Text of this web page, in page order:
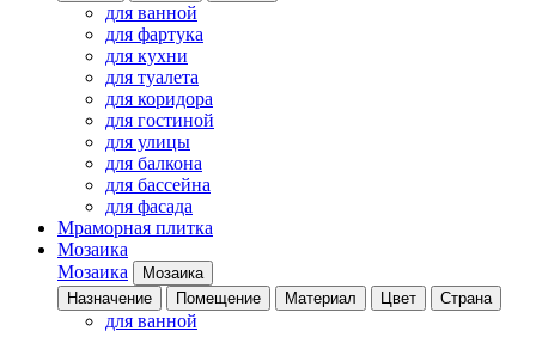
для ванной
для фартука
для кухни
для туалета
для коридора
для гостиной
для улицы
для балкона
для бассейна
для фасада
Мраморная плитка
Мозаика
Мозаика
Мозаика
Назначение
Помещение Материал Цвет Страна
для ванной